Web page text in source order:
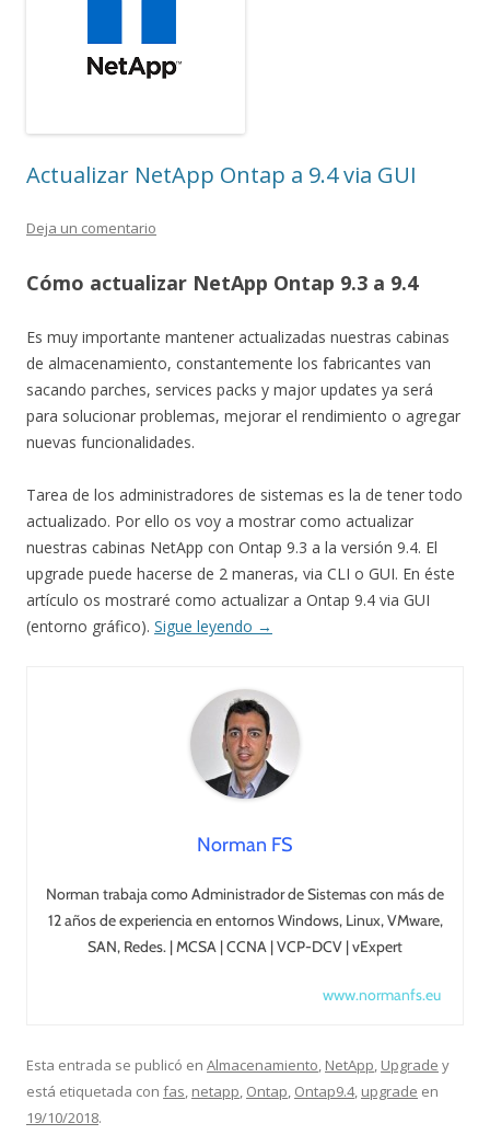
Actualizar NetApp Ontap a 9.4 via GUI
Deja un comentario
Cómo actualizar NetApp Ontap 9.3 a 9.4
Es muy importante mantener actualizadas nuestras cabinas
de almacenamiento, constantemente los fabricantes van
sacando parches, services packs y major updates ya será
para solucionar problemas, mejorar el rendimiento o agregar
nuevas funcionalidades.
Tarea de los administradores de sistemas es la de tener todo
actualizado. Por ello os voy a mostrar como actualizar
nuestras cabinas NetApp con Ontap 9.3 a la versión 9.4. El
upgrade puede hacerse de 2 maneras, via CLI o GUI. En éste
artículo os mostraré como actualizar a Ontap 9.4 via GUI
(entorno gráfico). Sigue leyendo →
Norman FS
Norman trabaja como Administrador de Sistemas con más de
12 años de experiencia en entornos Windows, Linux, VMware,
SAN, Redes. | MCSA | CCNA | VCP-DCV | vExpert
www.normanfs.eu
Esta entrada se publicó en Almacenamiento, NetApp, Upgrade y
está etiquetada con fas, netapp, Ontap, Ontap9.4, upgrade en
19/10/2018.